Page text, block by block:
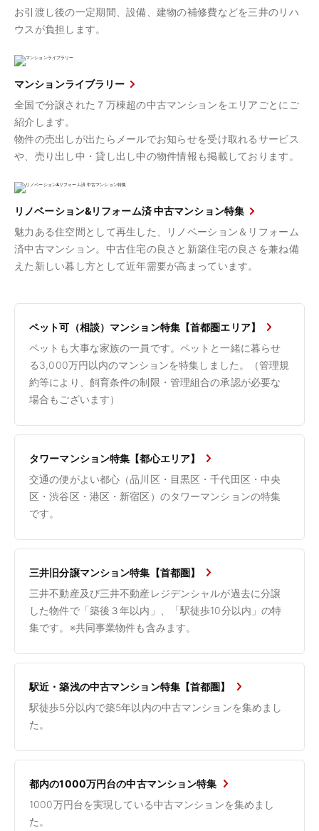
お引渡し後の一定期間、設備、建物の補修費などを三井のリハ
ウスが負担します。
マンションライブラリー
全国で分譲された７万棟超の中古マンションをエリアごとにご
紹介します。
物件の売出しが出たらメールでお知らせを受け取れるサービス
や、売り出し中・貸し出し中の物件情報も掲載しております。
リノベーション&リフォーム済 中古マンション特集
魅力ある住空間として再生した、リノベーション＆リフォーム
済中古マンション。中古住宅の良さと新築住宅の良さを兼ね備
えた新しい暮し方として近年需要が高まっています。
ペット可（相談）マンション特集【首都圏エリア】
ペットも大事な家族の一員です。ペットと一緒に暮らせ
る3,000万円以内のマンションを特集しました。（管理規
約等により、飼育条件の制限・管理組合の承認が必要な
場合もございます）
タワーマンション特集【都心エリア】
交通の便がよい都心（品川区・目黒区・千代田区・中央
区・渋谷区・港区・新宿区）のタワーマンションの特集
です。
三井旧分譲マンション特集【首都圏】
三井不動産及び三井不動産レジデンシャルが過去に分譲
した物件で「築後３年以内」、「駅徒歩10分以内」の特
集です。※共同事業物件も含みます。
駅近・築浅の中古マンション特集【首都圏】
駅徒歩5分以内で築5年以内の中古マンションを集めまし
た。
都内の1000万円台の中古マンション特集
1000万円台を実現している中古マンションを集めまし
た。